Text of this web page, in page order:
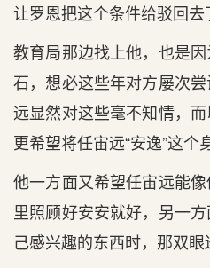
让罗恩把这个条件给驳回去
教育局那边找上他，也是
石，想必这些年对方屡次
远显然对这些毫不知情，
更希望将任宙远“安逸”这个
他一方面又希望任宙远能
里照顾好安安就好，另一
己感兴趣的东西时，那双眼